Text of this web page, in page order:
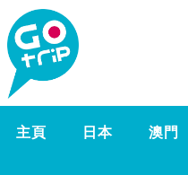
主頁 日本 澳門